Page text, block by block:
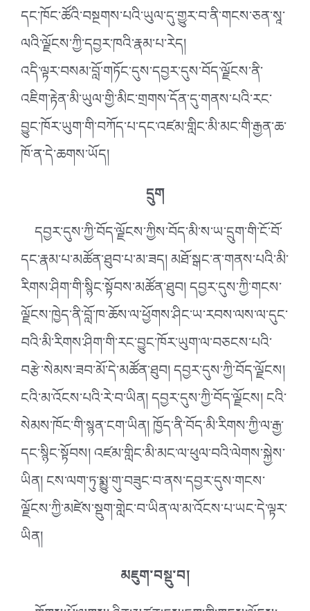
དང་ཁོང་ཚོའི་བསྔགས་པའི་ཡུལ་དུ་གྱུར་བ་ནི་གངས་ཅན་སཱ་
ལའི་ལྗོངས་ཀྱི་དབྱར་ཁའི་རྣམ་པ་རེད།
འདི་ལྟར་བསམ་བློ་གཏོང་དུས་དབྱར་དུས་བོད་ལྗོངས་ནི་
འཇིག་རྟེན་མི་ཡུལ་གྱི་མིང་གྲགས་དོན་དུ་གནས་པའི་རང་
བྱུང་ཁོར་ཡུག་གི་བཀོད་པ་དང་འཛམ་གླིང་མི་མང་གི་རྒྱན་ཆ་
ཁོ་ན་དེ་ཆགས་ཡོད།
དྲུག
དབྱར་དུས་ཀྱི་བོད་ལྗོངས་ཀྱིས་བོད་མི་ས་ཡ་དྲུག་གི་ངོ་བོ་
དང་རྣམ་པ་མཚོན་ཐུབ་པ་མ་ཟད། མཐོ་སྒང་ན་གནས་པའི་མི་
རིགས་ཤིག་གི་སྙིང་སྟོབས་མཚོན་ཐུབ། དབྱར་དུས་ཀྱི་གངས་
ལྗོངས་ཁྱེད་ནི་བློ་ཁ་ཆོས་ལ་ཕྱོགས་ཤིང་ཡ་རབས་ལས་ལ་དུང་
བའི་མི་རིགས་ཤིག་གི་རང་བྱུང་ཁོར་ཡུག་ལ་བཅངས་པའི་
བརྩེ་སེམས་ཟབ་མོ་དེ་མཚོན་ཐུབ། དབྱར་དུས་ཀྱི་བོད་ལྗོངས།
ངའི་མ་འོངས་པའི་རེ་བ་ཡིན། དབྱར་དུས་ཀྱི་བོད་ལྗོངས། ངའི་
སེམས་ཁོང་གི་སྙན་ངག་ཡིན། ཁྱོད་ནི་བོད་མི་རིགས་ཀྱི་ལ་རྒྱ་
དང་སྙིང་སྟོབས། འཛམ་གླིང་མི་མང་ལ་ཕུལ་བའི་ལེགས་སྐྱེས་
ཡིན། ངས་ལག་ཏུ་སྨྱུ་གུ་བཟུང་བ་ནས་དབྱར་དུས་གངས་
ལྗོངས་ཀྱི་མཛེས་སྡུག་གླེང་བ་ཡིན་ལ་མ་འོངས་པ་ཡང་དེ་ལྟར་
ཡིན།
མཇུག་བསྡུ་བ།